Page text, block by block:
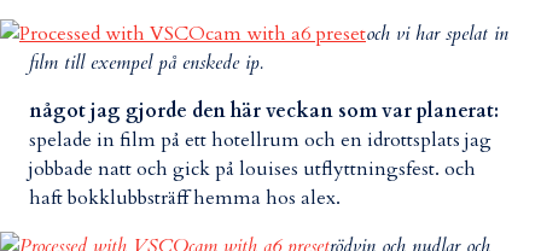
och vi har spelat in
film till exempel på enskede ip.
något jag gjorde den här veckan som var planerat:
spelade in film på ett hotellrum och en idrottsplats jag
jobbade natt och gick på louises utflyttningsfest. och
haft bokklubbsträff hemma hos alex.